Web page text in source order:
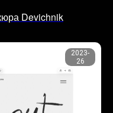
Devichnik
2023-
26